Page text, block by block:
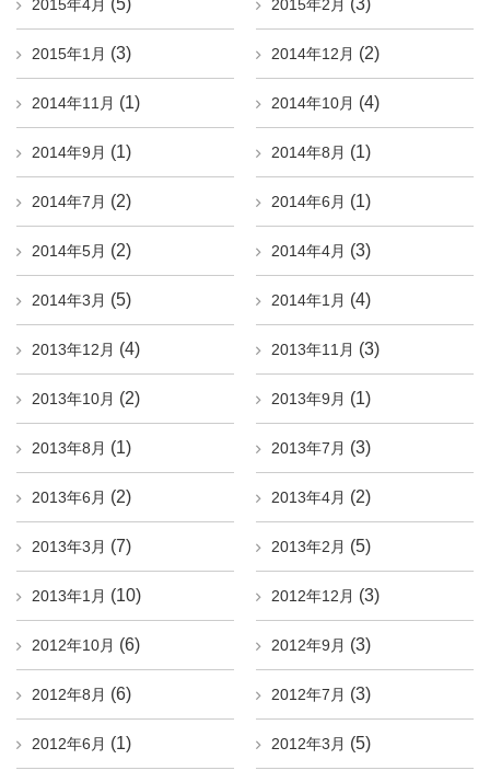
2015年4月 (5) 2015年2月 (3)
2015年1月 (3) 2014年12月 (2)
2014年11月 (1) 2014年10月 (4)
2014年9月 (1) 2014年8月 (1)
2014年7月 (2) 2014年6月 (1)
2014年5月 (2) 2014年4月 (3)
2014年3月 (5) 2014年1月 (4)
2013年12月 (4) 2013年11月 (3)
2013年10月 (2) 2013年9月 (1)
2013年8月 (1) 2013年7月 (3)
2013年6月 (2) 2013年4月 (2)
2013年3月 (7) 2013年2月 (5)
2013年1月 (10) 2012年12月 (3)
2012年10月 (6) 2012年9月 (3)
2012年8月 (6) 2012年7月 (3)
2012年6月 (1) 2012年3月 (5)